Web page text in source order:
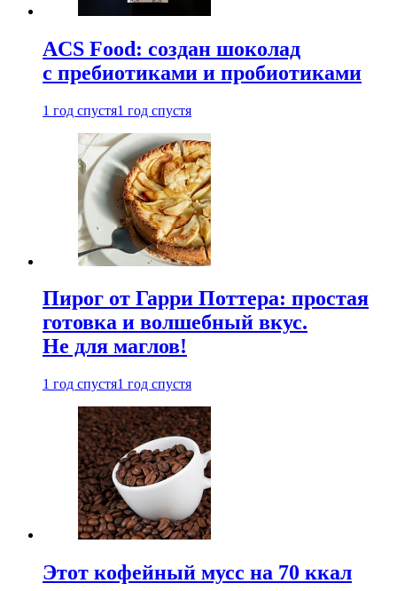
ACS Food: создан шоколад
с пребиотиками и пробиотиками
1 год спустя1 год спустя
Пирог от Гарри Поттера: простая
готовка и волшебный вкус.
Не для маглов!
1 год спустя1 год спустя
Этот кофейный мусс на 70 ккал